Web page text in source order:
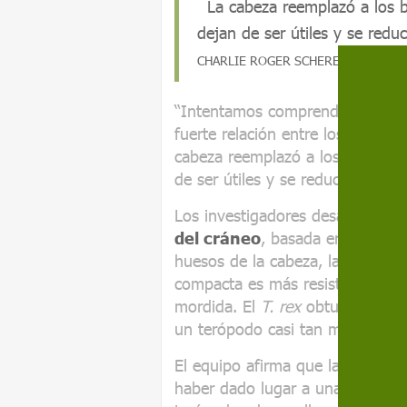
La cabeza reemplazó a los
dejan de ser útiles y se
CHARLIE ROGER SCHERER, líder del
“Intentamos comprender qué
fuerte relación entre los brazos
cabeza reemplazó a los brazos
de ser útiles y se reducen de
Los investigadores
del cráneo, basada en
huesos de la cabeza, las
compacta es más resistente
mordida. El T. rexobtuvo la
un terópodo casi tan masivo
El equipo afirma que la
haber dado lugar a una